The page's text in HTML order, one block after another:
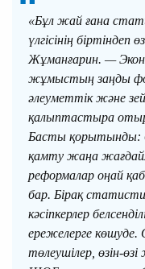
«Бұл жай ғана
үлгісінің
Жұманғарин. —
жұмыстың заңды
әлеуметтік және
қалыптастыра
Басты қорытынды:
қамту жаңа
реформалар оңай
бар. Бірақ
кәсіпкерлер
ережелерге
төлеушілер, өзін-